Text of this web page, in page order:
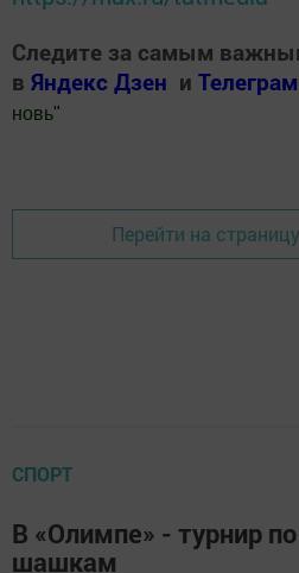
Следите за самым
в Яндекс Дзен и
новь"
Перейти на
СПОРТ
В «Олимпе» - турнир
шашкам